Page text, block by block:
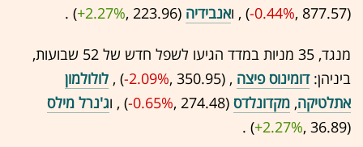
(877.57 ,‎
-0.44%‏) , ואנבידיה (223.96 ,‎
+2.27%
‏) .
מנגד, 35 מניות במדד הגיעו לשפל חדש של 52 שבועות,
ביניהן:דומינוס פיצה , (350.95 ,‎
-2.09%
‏) , לולולמון
אתלטיקה, מקדונלדס (274.48 ,‎
-0.65%‏) , וג'נרל מילס
(36.89 ,‎
+2.27%
‏) .